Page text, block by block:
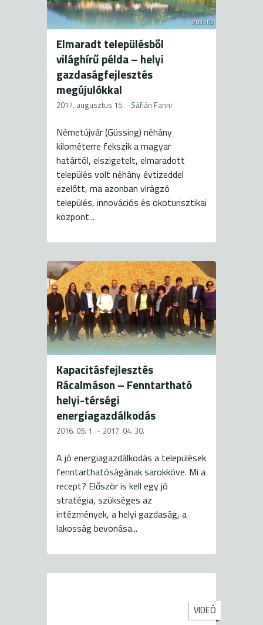
VJM.HU
Elmaradt településből
világhírű példa – helyi
gazdaságfejlesztés
megújulókkal
2017. augusztus 15. Sáfián Fanni
Németújvár (Güssing) néhány
kilométerre fekszik a magyar
határtól, elszigetelt, elmaradott
település volt néhány évtizeddel
ezelőtt, ma azonban virágzó
település, innovációs és ökoturisztikai
központ...
Kapacitásfejlesztés
Rácalmáson – Fenntartható
helyi-térségi
energiagazdálkodás
2016. 05. 1. - 2017. 04. 30.
A jó energiagazdálkodás a települések
fenntarthatóságának sarokköve. Mi a
recept? Először is kell egy jó
stratégia, szükséges az
intézmények, a helyi gazdaság, a
lakosság bevonása...
VIDEÓ